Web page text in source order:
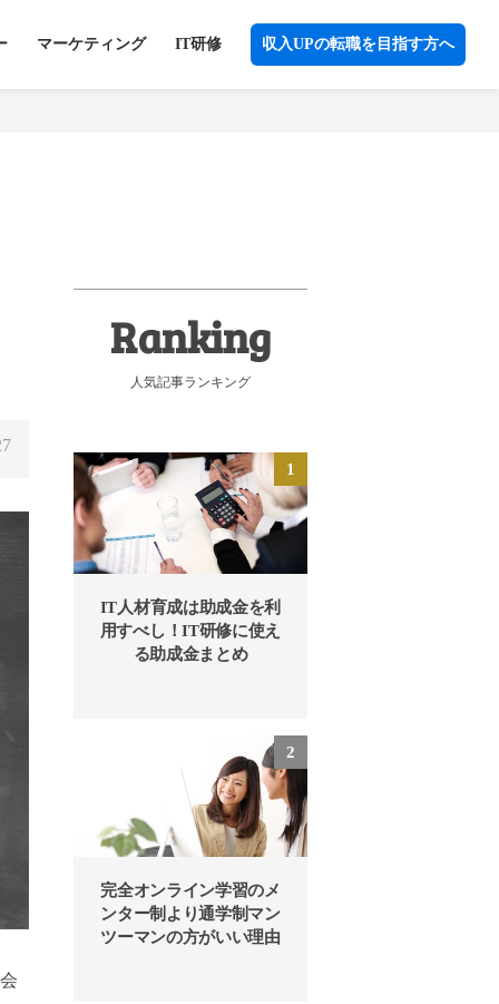
マーケティング IT研修 収入UPの転職を目指す方へ
人気記事ランキング
IT人材育成は助成金を利
用すべし！IT研修に使え
る助成金まとめ
完全オンライン学習のメ
ンター制より通学制マン
ツーマンの方がいい理由